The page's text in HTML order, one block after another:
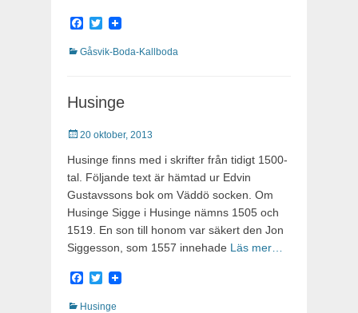
Facebook
Twitter
Kategorier
Gåsvik-Boda-Kallboda
Husinge
Publicerat
20 oktober, 2013
Husinge finns med i skrifter från tidigt 1500-
tal. Följande text är hämtad ur Edvin
Gustavssons bok om Väddö socken. Om
Husinge Sigge i Husinge nämns 1505 och
1519. En son till honom var säkert den Jon
Siggesson, som 1557 innehade Läs mer…
Facebook
Twitter
Kategorier
Husinge